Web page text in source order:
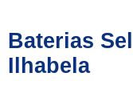
Baterias
Ilhabela